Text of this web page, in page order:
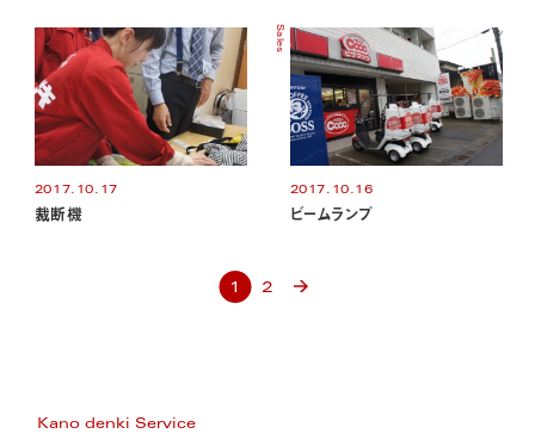
2017.10.17
裁断機
2017.10.16
Sales
ビームランプ
1 2
Kano denki Service